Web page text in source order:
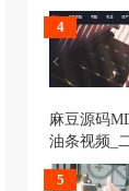
4
麻豆源码
油条视频_
5